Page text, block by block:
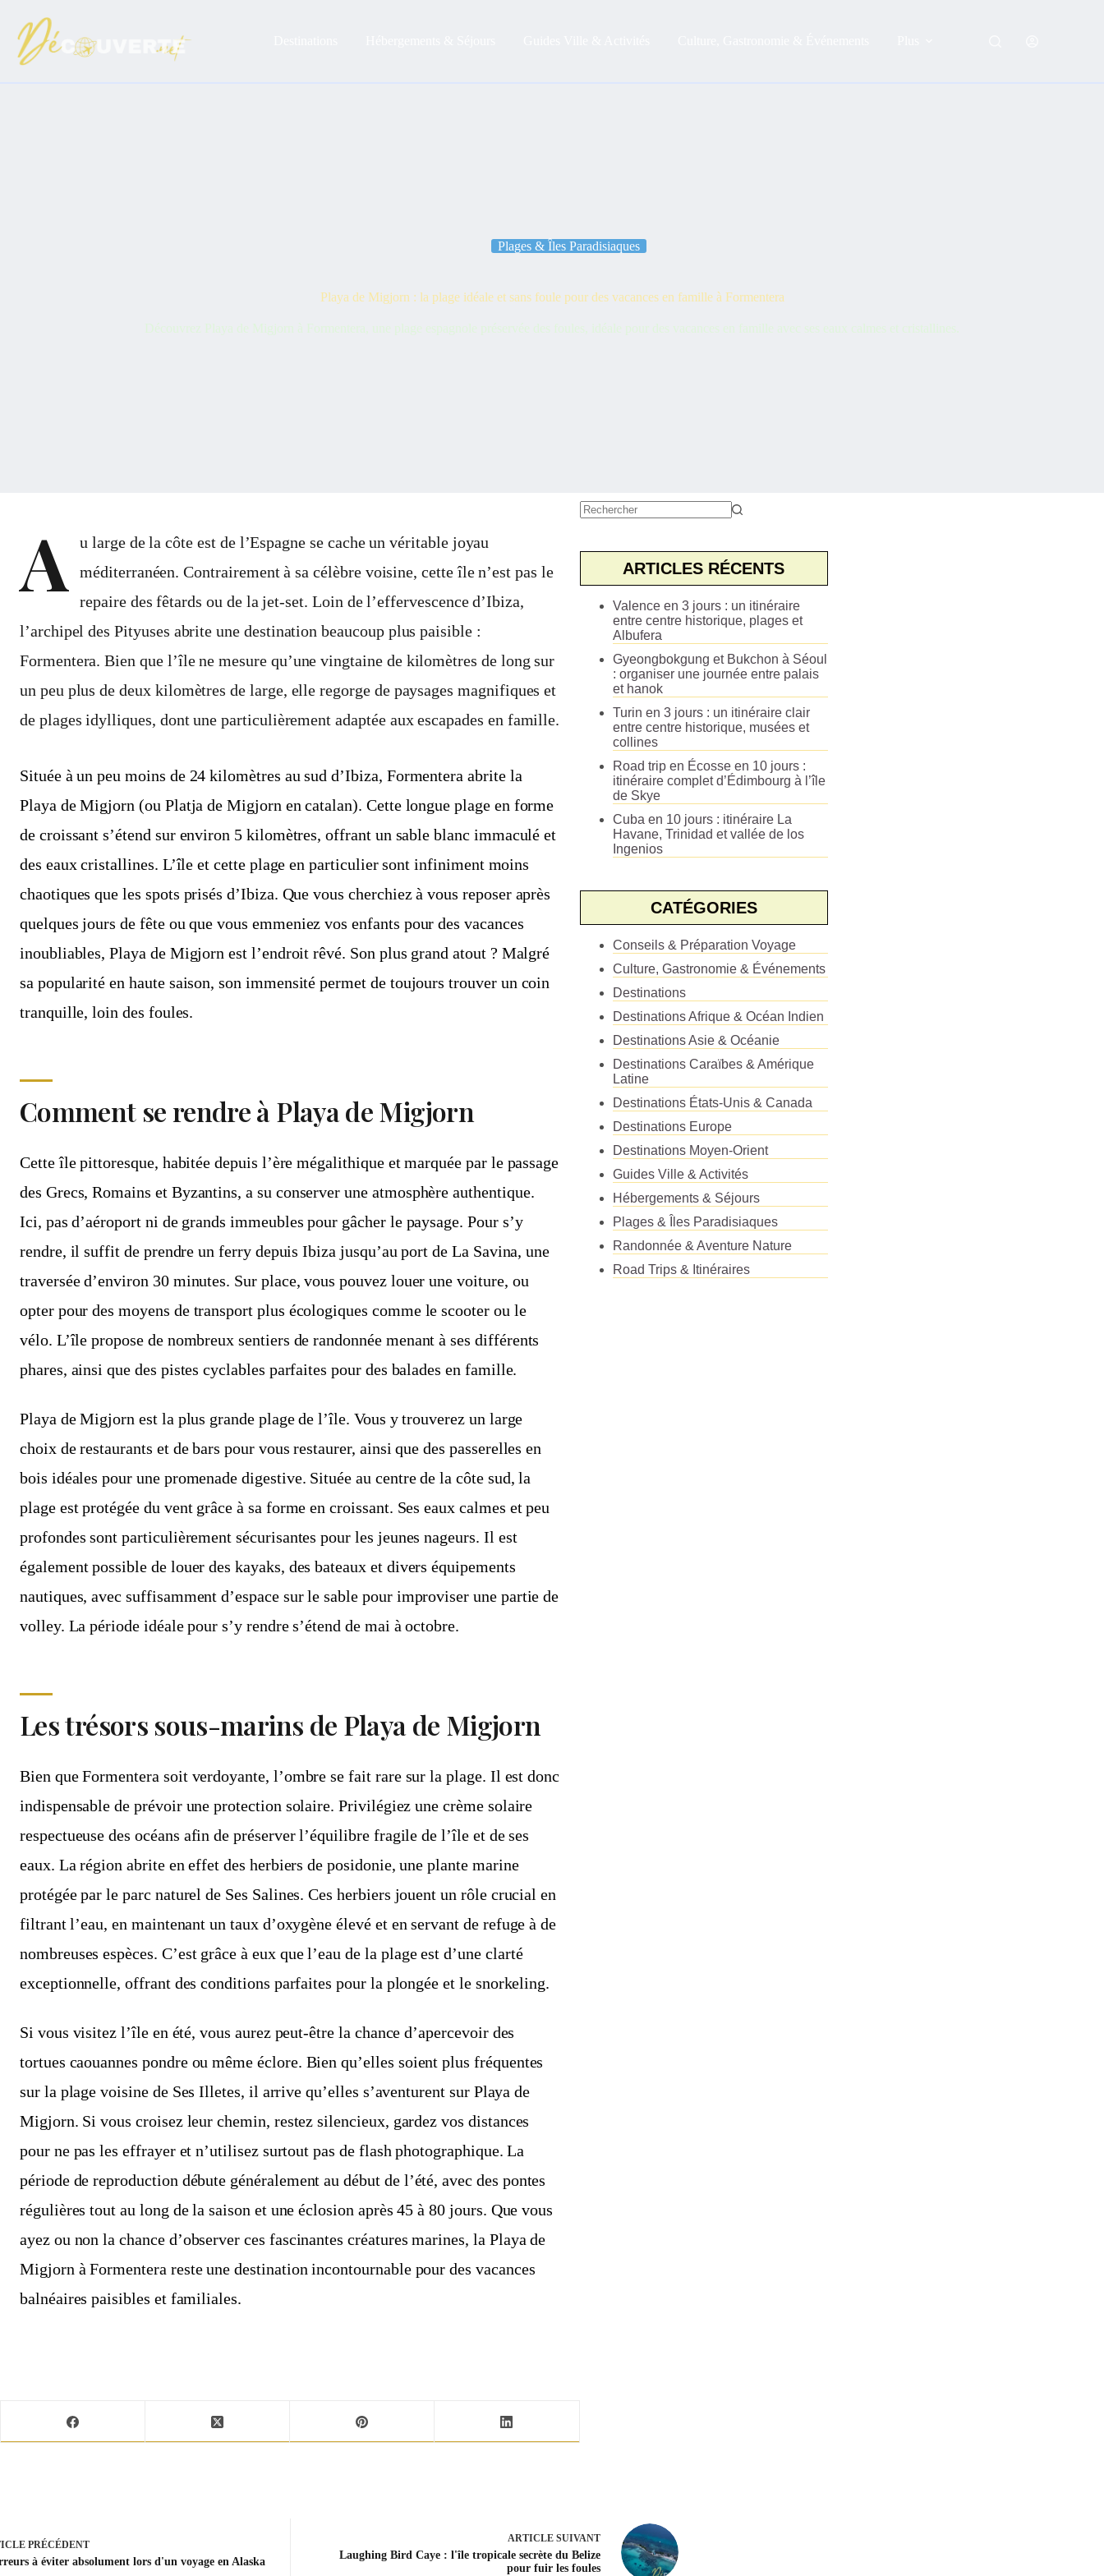
contenu
Plages & Îles Paradisiaques
Playa de Migjorn : la plage idéale et sans foule pour des vacances en famille à Formentera
Découvrez Playa de Migjorn à Formentera, une plage espagnole préservée des foules, idéale pour des vacances en famille avec ses eaux calmes et cristallines.
A
u large de la côte est de l’Espagne se cache un véritable joyau
méditerranéen. Contrairement à sa célèbre voisine, cette île n’est pas le
repaire des fêtards ou de la jet-set. Loin de l’effervescence d’Ibiza,
l’archipel des Pityuses abrite une destination beaucoup plus paisible :
Formentera. Bien que l’île ne mesure qu’une vingtaine de kilomètres de long sur
un peu plus de deux kilomètres de large, elle regorge de paysages magnifiques et
de plages idylliques, dont une particulièrement adaptée aux escapades en famille.
Située à un peu moins de 24 kilomètres au sud d’Ibiza, Formentera abrite la
Playa de Migjorn (ou Platja de Migjorn en catalan). Cette longue plage en forme
de croissant s’étend sur environ 5 kilomètres, offrant un sable blanc immaculé et
des eaux cristallines. L’île et cette plage en particulier sont infiniment moins
chaotiques que les spots prisés d’Ibiza. Que vous cherchiez à vous reposer après
quelques jours de fête ou que vous emmeniez vos enfants pour des vacances
inoubliables, Playa de Migjorn est l’endroit rêvé. Son plus grand atout ? Malgré
sa popularité en haute saison, son immensité permet de toujours trouver un coin
tranquille, loin des foules.
Comment se rendre à Playa de Migjorn
Cette île pittoresque, habitée depuis l’ère mégalithique et marquée par le passage
des Grecs, Romains et Byzantins, a su conserver une atmosphère authentique.
Ici, pas d’aéroport ni de grands immeubles pour gâcher le paysage. Pour s’y
rendre, il suffit de prendre un ferry depuis Ibiza jusqu’au port de La Savina, une
traversée d’environ 30 minutes. Sur place, vous pouvez louer une voiture, ou
opter pour des moyens de transport plus écologiques comme le scooter ou le
vélo. L’île propose de nombreux sentiers de randonnée menant à ses différents
phares, ainsi que des pistes cyclables parfaites pour des balades en famille.
Playa de Migjorn est la plus grande plage de l’île. Vous y trouverez un large
choix de restaurants et de bars pour vous restaurer, ainsi que des passerelles en
bois idéales pour une promenade digestive. Située au centre de la côte sud, la
plage est protégée du vent grâce à sa forme en croissant. Ses eaux calmes et peu
profondes sont particulièrement sécurisantes pour les jeunes nageurs. Il est
également possible de louer des kayaks, des bateaux et divers équipements
nautiques, avec suffisamment d’espace sur le sable pour improviser une partie de
volley. La période idéale pour s’y rendre s’étend de mai à octobre.
Les trésors sous-marins de Playa de Migjorn
Bien que Formentera soit verdoyante, l’ombre se fait rare sur la plage. Il est donc
indispensable de prévoir une protection solaire. Privilégiez une crème solaire
respectueuse des océans afin de préserver l’équilibre fragile de l’île et de ses
eaux. La région abrite en effet des herbiers de posidonie, une plante marine
protégée par le parc naturel de Ses Salines. Ces herbiers jouent un rôle crucial en
filtrant l’eau, en maintenant un taux d’oxygène élevé et en servant de refuge à de
nombreuses espèces. C’est grâce à eux que l’eau de la plage est d’une clarté
exceptionnelle, offrant des conditions parfaites pour la plongée et le snorkeling.
Si vous visitez l’île en été, vous aurez peut-être la chance d’apercevoir des
tortues caouannes pondre ou même éclore. Bien qu’elles soient plus fréquentes
sur la plage voisine de Ses Illetes, il arrive qu’elles s’aventurent sur Playa de
Migjorn. Si vous croisez leur chemin, restez silencieux, gardez vos distances
pour ne pas les effrayer et n’utilisez surtout pas de flash photographique. La
période de reproduction débute généralement au début de l’été, avec des pontes
régulières tout au long de la saison et une éclosion après 45 à 80 jours. Que vous
ayez ou non la chance d’observer ces fascinantes créatures marines, la Playa de
Migjorn à Formentera reste une destination incontournable pour des vacances
balnéaires paisibles et familiales.
PRÉCÉDENT
à éviter absolument lors d'un voyage en Alaska
ARTICLESUIVANT
Laughing Bird Caye : l'île tropicale secrète du Belize
pour fuir les foules
ARTICLES RÉCENTS
Valence en 3 jours : un itinéraire
entre centre historique, plages et
Albufera
Gyeongbokgung et Bukchon à Séoul
: organiser une journée entre palais
et hanok
Turin en 3 jours : un itinéraire clair
entre centre historique, musées et
collines
Road trip en Écosse en 10 jours :
itinéraire complet d’Édimbourg à l’île
de Skye
Cuba en 10 jours : itinéraire La
Havane, Trinidad et vallée de los
Ingenios
CATÉGORIES
Conseils & Préparation Voyage
Culture, Gastronomie & Événements
Destinations
Destinations Afrique & Océan Indien
Destinations Asie & Océanie
Destinations Caraïbes & Amérique
Latine
Destinations États-Unis & Canada
Destinations Europe
Destinations Moyen-Orient
Guides Ville & Activités
Hébergements & Séjours
Plages & Îles Paradisiaques
Randonnée & Aventure Nature
Road Trips & Itinéraires